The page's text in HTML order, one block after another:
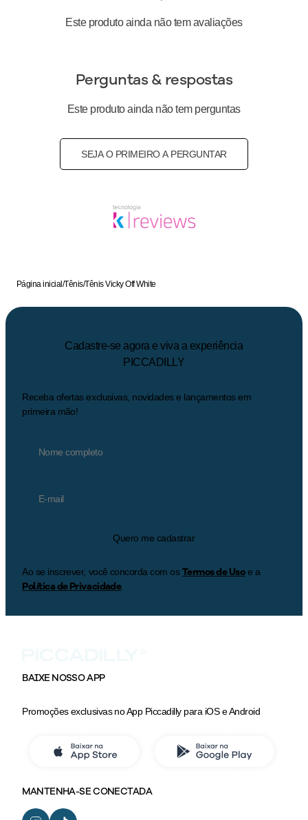
Peso do Produto:264g
Este produto ainda não tem avaliações
Perguntas & respostas
Este produto ainda não tem perguntas
SEJA O PRIMEIRO A PERGUNTAR
Página inicial/Tênis/Tênis Vicky Off White
Cadastre-se agora e viva a experiência
PICCADILLY
Receba ofertas exclusivas, novidades e lançamentos em
primeira mão!
Quero me cadastrar
Ao se inscrever, você concorda com osTermos de Usoe a
Política de Privacidade.
BAIXE NOSSO APP
Promoções exclusivas no App Piccadilly para iOS e Android
MANTENHA-SE CONECTADA